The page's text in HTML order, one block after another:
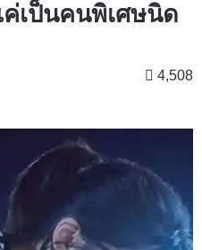
เป็นคนพิเศษนิด
4,508